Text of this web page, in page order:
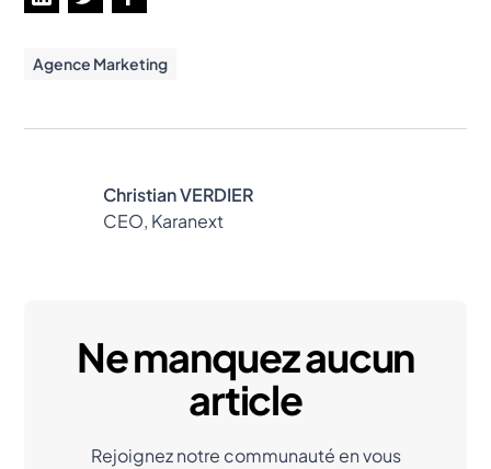
Agence Marketing
Christian VERDIER
CEO, Karanext
Ne manquez aucun
article
Rejoignez notre communauté en vous